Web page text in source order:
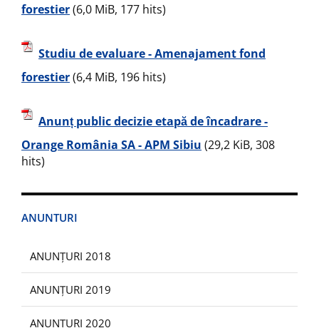
forestier(6,0 MiB, 177 hits)
Studiu de evaluare - Amenajament fond
forestier(6,4 MiB, 196 hits)
Anunț public decizie etapă de încadrare -
Orange România SA - APM Sibiu (29,2 KiB, 308
hits)
ANUNTURI
ANUNȚURI 2018
ANUNȚURI 2019
ANUNȚURI 2020